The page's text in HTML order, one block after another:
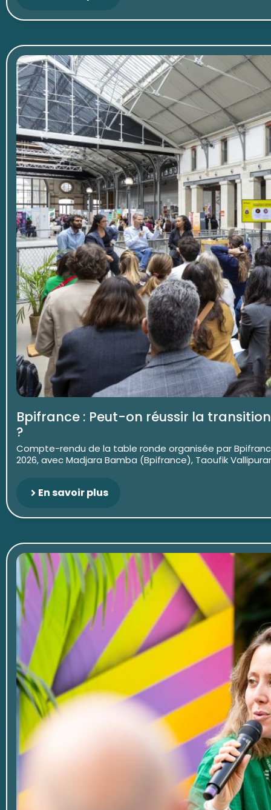
Bpifrance : Peut-on réussir la
?
Compte-rendu de la table ronde organisée par
2026, avec Madjara Bamba (Bpifrance), Taoufik
En savoir plus